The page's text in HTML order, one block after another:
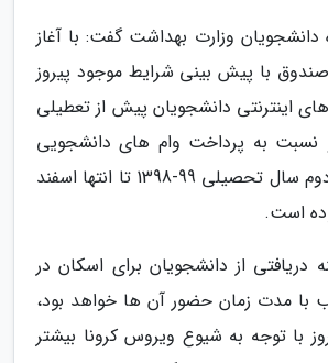
وزارت بهداشت گفت: با آغاز
صندوق با پیش بینی شرایط موجود پیروز
اینترنتی دانشجویان پیش از تعطیلی
نسبت به پرداخت وام های دانشجویی
مربوط به نیمسال دوم سال تحصیلی 99-1398 تا انتها اسفند
از دانشجویان برای اسکان در
با مدت زمان حضور آن ها خواهد بود،
با توجه به شیوع ویروس کرونا بیشتر